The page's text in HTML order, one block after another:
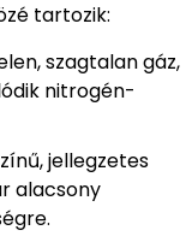
tartozik:
szagtalan gáz,
nitrogén-
jellegzetes
alacsony